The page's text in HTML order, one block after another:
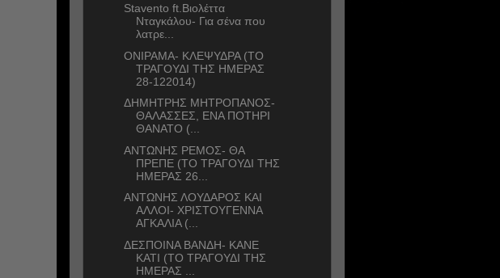
Stavento ft.Βιολέττα
Νταγκάλου- Για σένα που
λατρε...
ΟΝΙΡΑΜΑ- ΚΛΕΨΥΔΡΑ (ΤΟ
ΤΡΑΓΟΥΔΙ ΤΗΣ ΗΜΕΡΑΣ
28-122014)
ΔΗΜΗΤΡΗΣ ΜΗΤΡΟΠΑΝΟΣ-
ΘΑΛΑΣΣΕΣ, ΕΝΑ ΠΟΤΗΡΙ
ΘΑΝΑΤΟ (...
ΑΝΤΩΝΗΣ ΡΕΜΟΣ- ΘΑ
ΠΡΕΠΕ (ΤΟ ΤΡΑΓΟΥΔΙ ΤΗΣ
ΗΜΕΡΑΣ 26...
ΑΝΤΩΝΗΣ ΛΟΥΔΑΡΟΣ ΚΑΙ
ΑΛΛΟΙ- ΧΡΙΣΤΟΥΓΕΝΝΑ
ΑΓΚΑΛΙΑ (...
ΔΕΣΠΟΙΝΑ ΒΑΝΔΗ- ΚΑΝΕ
ΚΑΤΙ (ΤΟ ΤΡΑΓΟΥΔΙ ΤΗΣ
ΗΜΕΡΑΣ ...